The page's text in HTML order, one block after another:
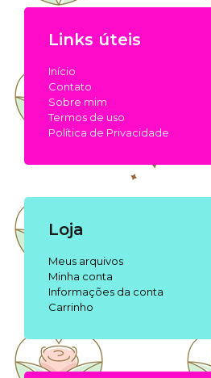
Links úteis
Início
Contato
Sobre mim
Termos de uso
Política de Privacidade
Loja
Meus arquivos
Minha conta
Informações da conta
Carrinho